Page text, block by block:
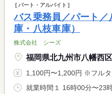
パート・アルバイト
バス乗務員／パート／
庫・八枝車庫）
株式会社 シーズ
福岡県北九州市八幡西区
1,100円〜1,200円 ※フルタイム求人の場合は月額（換